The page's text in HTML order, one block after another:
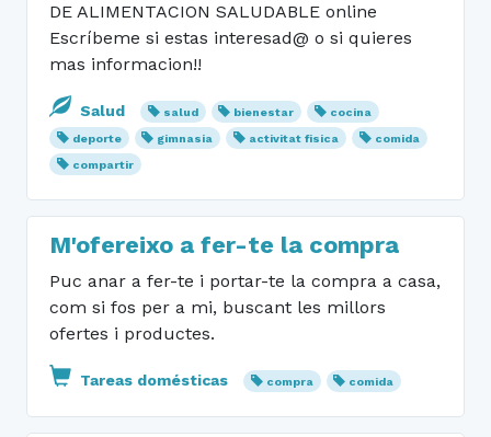
DE ALIMENTACION SALUDABLE online
Escríbeme si estas interesad@ o si quieres
mas informacion!!
Salud salud bienestar
cocina
deporte
gimnasia activitat fisica
comida
compartir
M'ofereixo a fer-te la compra
Puc anar a fer-te i portar-te la compra a casa,
com si fos per a mi, buscant les millors
ofertes i productes.
Tareas domésticas compra comida